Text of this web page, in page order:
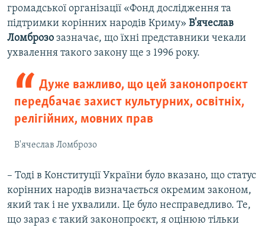
громадської організації «Фонд дослідження та
підтримки корінних народів Криму» В'ячеслав
Ломброзо зазначає, що їхні представники чекали
ухвалення такого закону ще з 1996 року.
Дуже важливо, що цей законопроєкт
передбачає захист культурних, освітніх,
релігійних, мовних прав
В'ячеслав Ломброзо
– Тоді в Конституції України було вказано, що статус
корінних народів визначається окремим законом,
який так і не ухвалили. Це було несправедливо. Те,
що зараз є такий законопроєкт, я оцінюю тільки